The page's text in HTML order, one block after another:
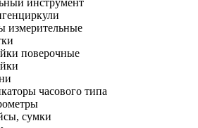
инструмент
поверочные
часового типа
сумки